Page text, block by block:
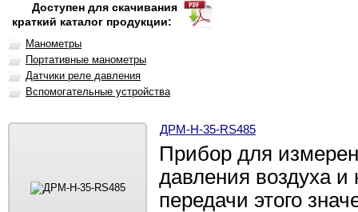
Доступен для скачивания
краткий каталог продукции:
Манометры
Портативные манометры
Датчики реле давления
Вспомогательные устройства
ДРМ-Н-35-RS485
Прибор для
давления воздуха
передачи этого